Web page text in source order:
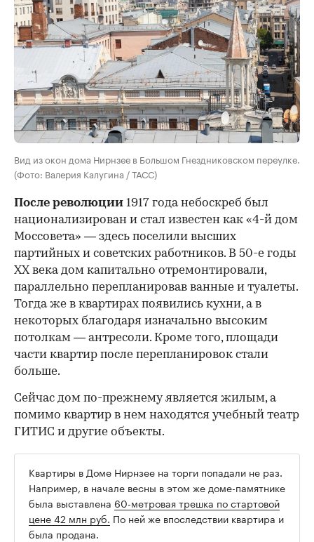
Вид из окон дома Нирнзее в Большом Гнездниковском переулке.
(Фото: Валерия Калугина / ТАСС)
После революции 1917 года небоскреб был
национализирован и стал известен как «4-й дом
Моссовета» — здесь поселили высших
партийных и советских работников. В 50-е годы
ХХ века дом капитально отремонтировали,
параллельно перепланировав ванные и туалеты.
Тогда же в квартирах появились кухни, а в
некоторых благодаря изначально высоким
потолкам — антресоли. Кроме того, площади
части квартир после перепланировок стали
больше.
Сейчас дом по-прежнему является жилым, а
помимо квартир в нем находятся учебный театр
ГИТИС и другие объекты.
Квартиры в Доме Нирнзее на торги попадали не раз.
Например, в начале весны в этом же доме-памятнике
была выставлена 60-метровая трешка по стартовой
цене 42 млн руб. По ней же впоследствии квартира и
была продана.